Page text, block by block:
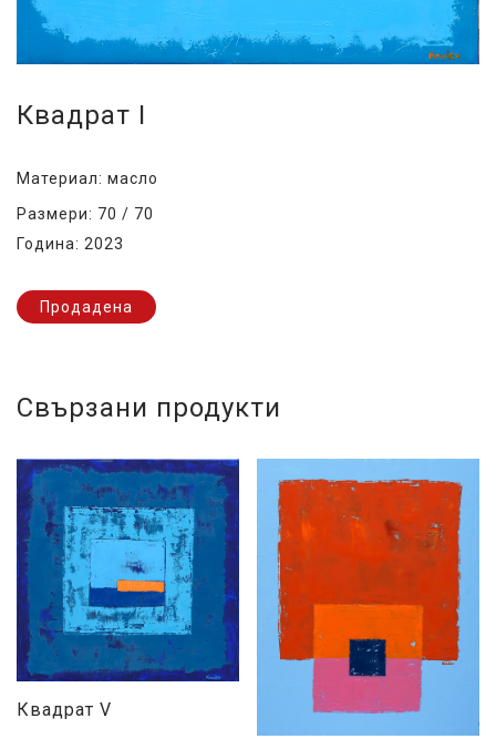
Квадрат I
Материал: масло
Размери: 70 / 70
Година: 2023
Продадена
Свързани продукти
Квадрат V